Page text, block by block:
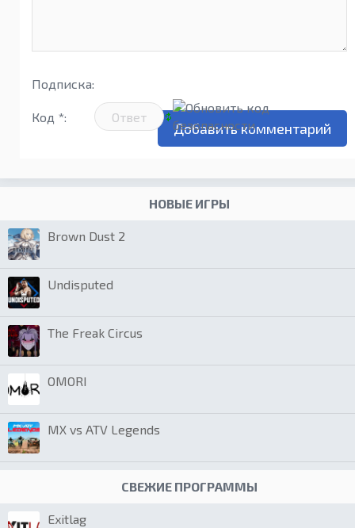
Подписка:
Код *:
НОВЫЕ ИГРЫ
Brown Dust 2
Undisputed
The Freak Circus
OMORI
MX vs ATV Legends
СВЕЖИЕ ПРОГРАММЫ
Exitlag